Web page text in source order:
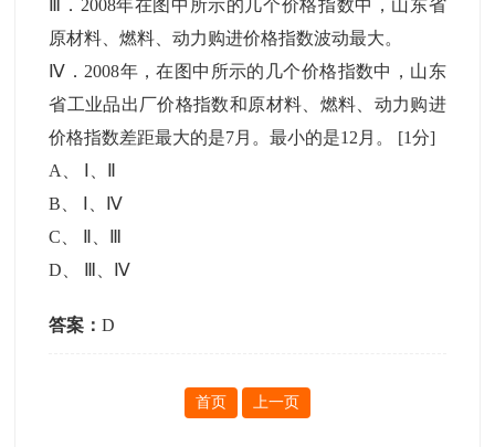
Ⅲ．2008年在图中所示的几个价格指数中，山东省
原材料、燃料、动力购进价格指数波动最大。
Ⅳ．2008年，在图中所示的几个价格指数中，山东
省工业品出厂价格指数和原材料、燃料、动力购进
价格指数差距最大的是7月。最小的是12月。 [1分]
A
B
Ⅰ、Ⅳ
C
D
Ⅲ、Ⅳ
答案：D
首页 上一页